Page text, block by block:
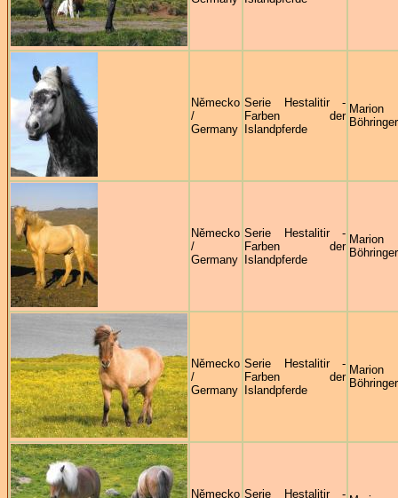
Německo
/
Germany
Serie Hestalitir -
Farben der
Islandpferde
Marion
Böhringer
Německo
/
Germany
Serie Hestalitir -
Farben der
Islandpferde
Marion
Böhringer
Německo
/
Germany
Serie Hestalitir -
Farben der
Islandpferde
Marion
Böhringer
Německo Serie Hestalitir -